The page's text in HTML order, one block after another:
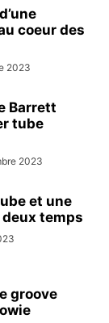
coeur des
2023
Barrett
tube
2023
et une
deux temps
groove